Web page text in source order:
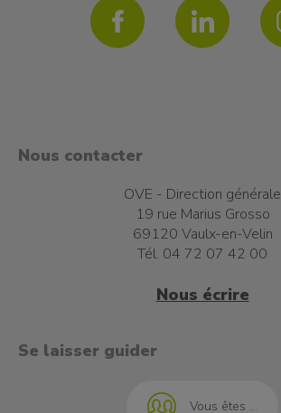
Nous contacter
OVE - Direction générale
19 rue Marius Grosso
69120 Vaulx-en-Velin
Tél. 04 72 07 42 00
Nous écrire
Se laisser guider
Vous êtes ...